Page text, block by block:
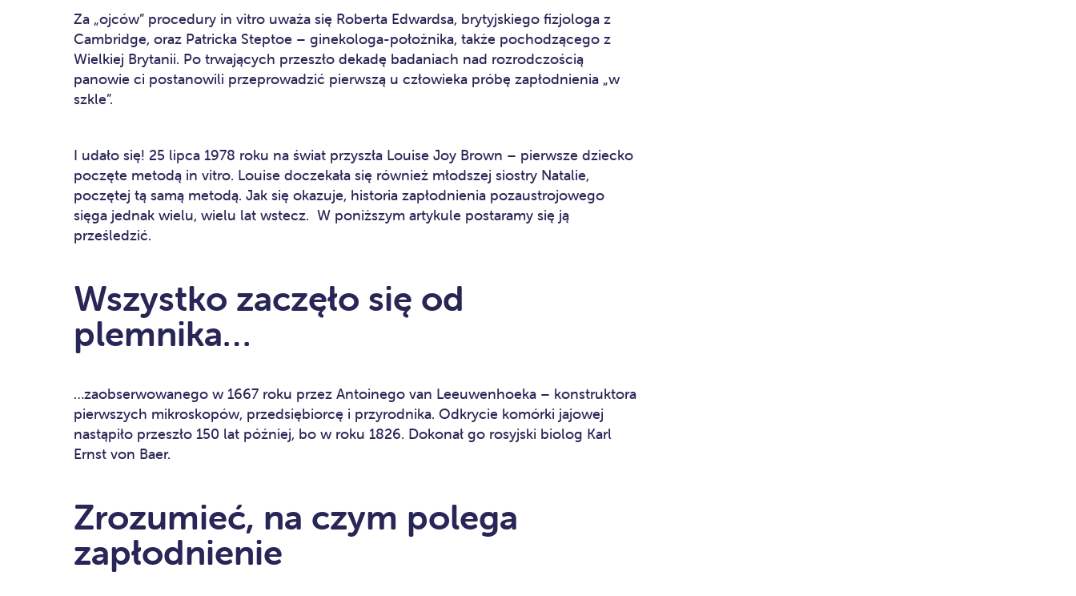
Za „ojców” procedury in vitro uważa się Roberta Edwardsa, brytyjskiego fizjologa z
Cambridge, oraz Patricka Steptoe – ginekologa-położnika, także pochodzącego z
Wielkiej Brytanii. Po trwających przeszło dekadę badaniach nad rozrodczością
panowie ci postanowili przeprowadzić pierwszą u człowieka próbę zapłodnienia „w
szkle”.
I udało się! 25 lipca 1978 roku na świat przyszła Louise Joy Brown – pierwsze dziecko
poczęte metodą in vitro. Louise doczekała się również młodszej siostry Natalie,
poczętej tą samą metodą. Jak się okazuje, historia zapłodnienia pozaustrojowego
sięga jednak wielu, wielu lat wstecz. W poniższym artykule postaramy się ją
prześledzić.
Wszystko zaczęło się od
plemnika…
…zaobserwowanego w 1667 roku przez Antoinego van Leeuwenhoeka – konstruktora
pierwszych mikroskopów, przedsiębiorcę i przyrodnika. Odkrycie komórki jajowej
nastąpiło przeszło 150 lat później, bo w roku 1826. Dokonał go rosyjski biolog Karl
Ernst von Baer.
Zrozumieć, na czym polega
zapłodnienie